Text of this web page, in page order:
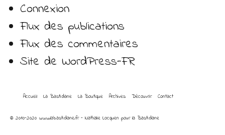
Connexion
Flux des publications
Flux des commentaires
Site de WordPress-FR
Accueil La Bastidane La Boutique Archives Découvrir Contact
© 2010-2020 www.labastidane.fr - Nathalie Locquen pour la Bastidane